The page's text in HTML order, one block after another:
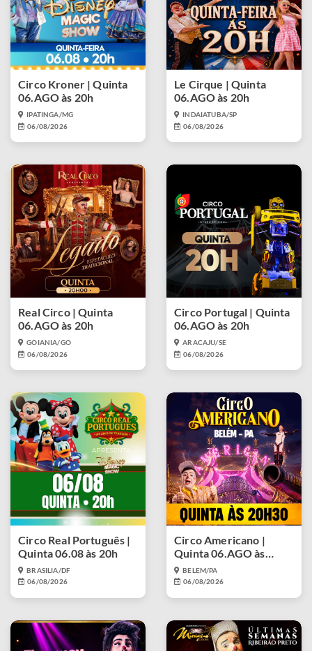
Circo Kroner | Quinta
06.AGO às 20h
IPATINGA/MG
06/08/2026
Le Cirque | Quinta
06.AGO às 20h
INDAIATUBA/SP
06/08/2026
Real Circo | Quinta
06.AGO às 20h
GOIANIA/GO
06/08/2026
Circo Portugal | Quinta
06.AGO às 20h
ARACAJU/SE
06/08/2026
Circo Real Português |
Quinta 06.08 às 20h
BRASILIA/DF
06/08/2026
Circo Americano |
Quinta 06.AGO às
20h30
BELEM/PA
06/08/2026